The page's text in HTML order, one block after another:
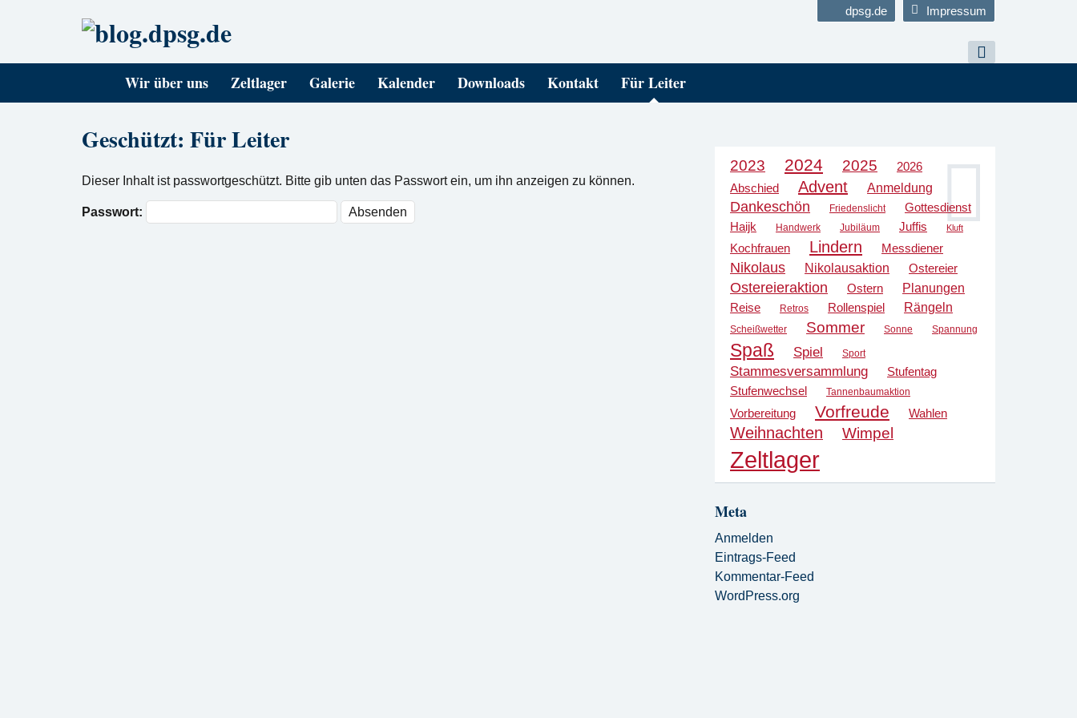
dpsg.de Impressum
Wir über uns Zeltlager Galerie Kalender Downloads Kontakt Für Leiter
Geschützt: Für Leiter
Dieser Inhalt ist passwortgeschützt. Bitte gib unten das Passwort ein, um ihn anzeigen zu können.
Passwort:
2023 2024 2025 2026
Abschied Advent Anmeldung
Dankeschön Friedenslicht
Gottesdienst
Haijk
Handwerk Jubiläum Juffis Kluft
Kochfrauen Lindern Messdiener
Nikolaus Nikolausaktion Ostereier
Ostereieraktion Ostern Planungen
Reise Retros Rollenspiel Rängeln
Scheißwetter Sommer Sonne Spannung
Spaß Spiel Sport
Stammesversammlung Stufentag
Stufenwechsel Tannenbaumaktion
Vorbereitung Vorfreude Wahlen
Weihnachten Wimpel
Zeltlager
Meta
Anmelden
Eintrags-Feed
Kommentar-Feed
WordPress.org